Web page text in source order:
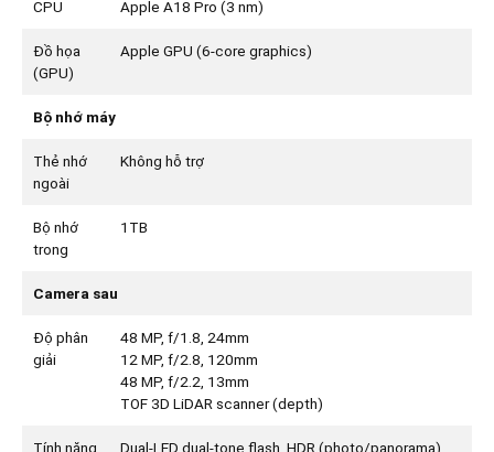
CPU Apple A18 Pro (3 nm)
Đồ họa
(GPU)
Apple GPU (6-core graphics)
Bộ nhớ máy
Thẻ nhớ
ngoài
Không hỗ trợ
Bộ nhớ
trong
1TB
Camera sau
Độ phân
giải
48 MP, f/1.8, 24mm
12 MP, f/2.8, 120mm
48 MP, f/2.2, 13mm
TOF 3D LiDAR scanner (depth)
Tính năng Dual-LED dual-tone flash, HDR (photo/panorama),